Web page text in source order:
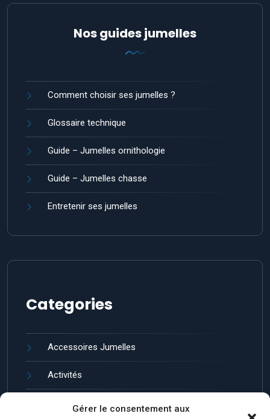
Gérer le consentement aux
Nos guides jumelles
Comment choisir ses jumelles ?
Glossaire technique
Guide – Jumelles ornithologie
Guide – Jumelles chasse
Entretenir ses jumelles
Categories
Accessoires Jumelles
Activités
Guides et entretien